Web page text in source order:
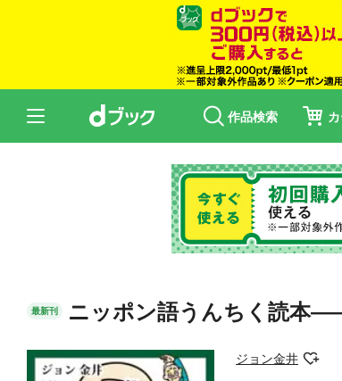
作品検索
最新刊 ニッポン語うんちく読本
ジョン金井